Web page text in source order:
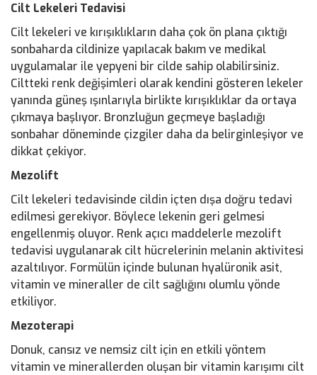
Cilt Lekeleri Tedavisi
Cilt lekeleri ve kırışıklıkların daha çok ön plana çıktığı
sonbaharda cildinize yapılacak bakım ve medikal
uygulamalar ile yepyeni bir cilde sahip olabilirsiniz.
Ciltteki renk değişimleri olarak kendini gösteren lekeler
yanında güneş ışınlarıyla birlikte kırışıklıklar da ortaya
çıkmaya başlıyor. Bronzluğun geçmeye başladığı
sonbahar döneminde çizgiler daha da belirginleşiyor ve
dikkat çekiyor.
Mezolift
Cilt lekeleri tedavisinde cildin içten dışa doğru tedavi
edilmesi gerekiyor. Böylece lekenin geri gelmesi
engellenmiş oluyor. Renk açıcı maddelerle mezolift
tedavisi uygulanarak cilt hücrelerinin melanin aktivitesi
azaltılıyor. Formülün içinde bulunan hyalüronik asit,
vitamin ve mineraller de cilt sağlığını olumlu yönde
etkiliyor.
Mezoterapi
Donuk, cansız ve nemsiz cilt için en etkili yöntem
vitamin ve minerallerden oluşan bir vitamin karışımı cilt